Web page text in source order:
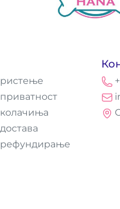
рефундирање